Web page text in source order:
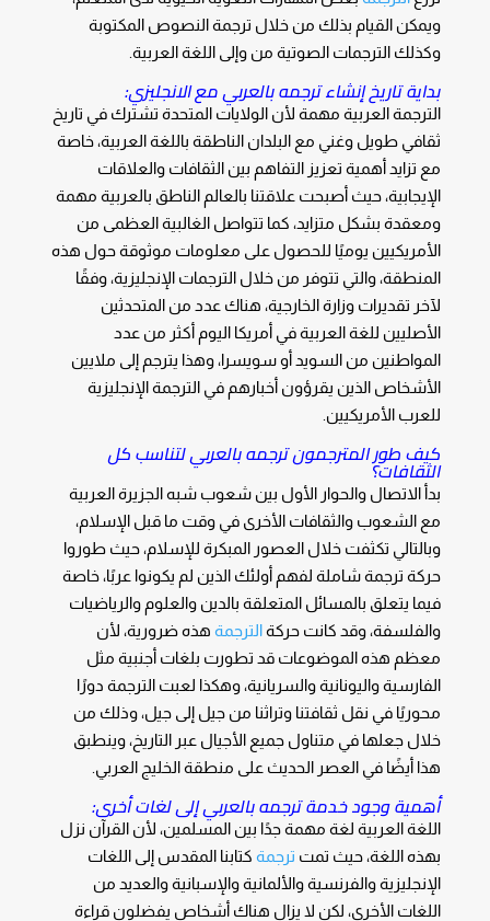
ويمكن القيام بذلك من خلال ترجمة النصوص المكتوبة
وكذلك الترجمات الصوتية من وإلى اللغة العربية.
بداية تاريخ إنشاء ترجمه بالعربي مع الانجليزي:
الترجمة العربية مهمة لأن الولايات المتحدة تشترك في تاريخ
ثقافي طويل وغني مع البلدان الناطقة باللغة العربية، خاصة
مع تزايد أهمية تعزيز التفاهم بين الثقافات والعلاقات
الإيجابية، حيث أصبحت علاقتنا بالعالم الناطق بالعربية مهمة
ومعقدة بشكل متزايد، كما تتواصل الغالبية العظمى من
الأمريكيين يوميًا للحصول على معلومات موثوقة حول هذه
المنطقة، والتي تتوفر من خلال الترجمات الإنجليزية، وفقًا
لآخر تقديرات وزارة الخارجية، هناك عدد من المتحدثين
الأصليين للغة العربية في أمريكا اليوم أكثر من عدد
المواطنين من السويد أو سويسرا، وهذا يترجم إلى ملايين
الأشخاص الذين يقرؤون أخبارهم في الترجمة الإنجليزية
للعرب الأمريكيين.
كيف طور المترجمون ترجمه بالعربي لتناسب كل
الثقافات؟
بدأ الاتصال والحوار الأول بين شعوب شبه الجزيرة العربية
مع الشعوب والثقافات الأخرى في وقت ما قبل الإسلام،
وبالتالي تكثفت خلال العصور المبكرة للإسلام، حيث طوروا
حركة ترجمة شاملة لفهم أولئك الذين لم يكونوا عربًا، خاصة
فيما يتعلق بالمسائل المتعلقة بالدين والعلوم والرياضيات
والفلسفة، وقد كانت حركةالترجمةهذه ضرورية، لأن
معظم هذه الموضوعات قد تطورت بلغات أجنبية مثل
الفارسية واليونانية والسريانية، وهكذا لعبت الترجمة دورًا
محوريًا في نقل ثقافتنا وتراثنا من جيل إلى جيل، وذلك من
خلال جعلها في متناول جميع الأجيال عبر التاريخ، وينطبق
هذا أيضًا في العصر الحديث على منطقة الخليج العربي.
أهمية وجود خدمة ترجمه بالعربي إلى لغات أخرى:
اللغة العربية لغة مهمة جدًا بين المسلمين، لأن القرآن نزل
بهذه اللغة، حيث تمت ترجمةكتابنا المقدس إلى اللغات
الإنجليزية والفرنسية والألمانية والإسبانية والعديد من
اللغات الأخرى، لكن لا يزال هناك أشخاص يفضلون قراءة